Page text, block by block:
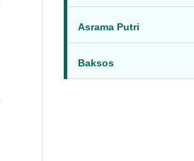
Asrama Putri
Baksos